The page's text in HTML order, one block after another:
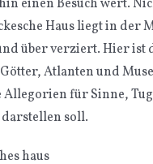
einen Besuch wert.
Haus liegt in der
über verziert. Hier ist
Atlanten und
Allegorien für Sinne,
soll.